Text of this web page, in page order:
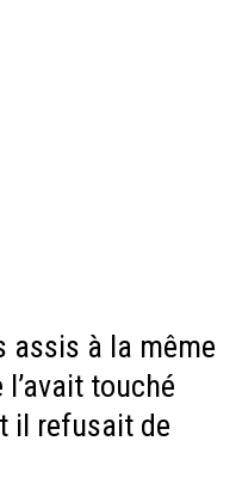
assis à la même
touché
il refusait de